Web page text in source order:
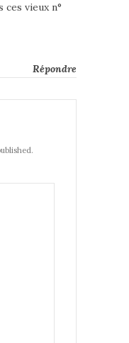
ces vieux n°
Répondre